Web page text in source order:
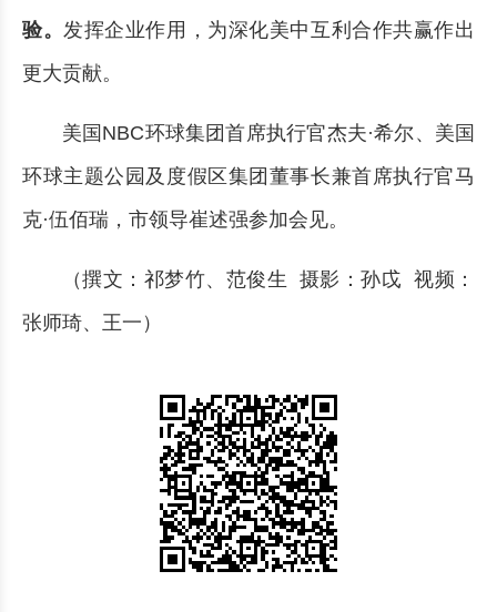
验。发挥企业作用，为深化美中互利合作共赢作出
更大贡献。
美国NBC环球集团首席执行官杰夫·希尔、美国
环球主题公园及度假区集团董事长兼首席执行官马
克·伍佰瑞，市领导崔述强参加会见。
（撰文：祁梦竹、范俊生 摄影：孙戉 视频：
张师琦、王一）